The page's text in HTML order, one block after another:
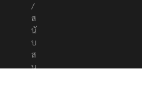
/
ส
นั
บ
ส
นุ